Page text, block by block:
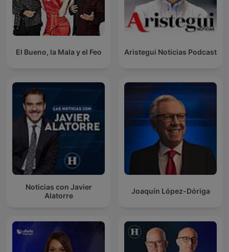
El Bueno, la Mala y el Feo Aristegui Noticias Podcast
Noticias con Javier
Alatorre
Joaquín López-Dóriga